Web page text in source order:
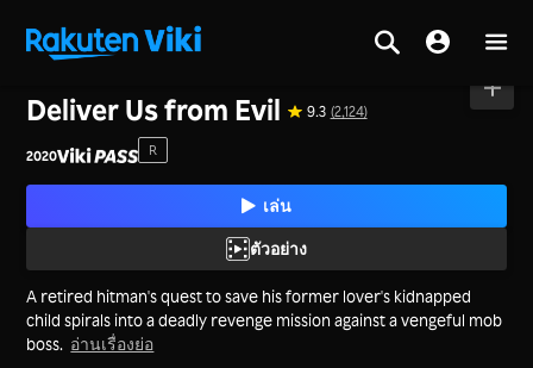
Deliver Us from Evil 9.3 (2,124)
2020 R
เล่น
ตัวอย่าง
A retired hitman's quest to save his former lover's kidnapped
child spirals into a deadly revenge mission against a vengeful mob
boss. อ่านเรื่องย่อ